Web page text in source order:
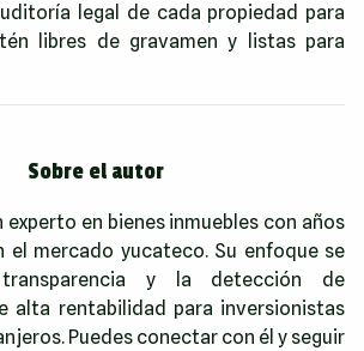
legal de cada propiedad para
libres de gravamen y listas para
Sobre el autor
experto en bienes inmuebles con años
el mercado yucateco. Su enfoque se
y la detección de
alta rentabilidad para inversionistas
Puedes conectar con él y seguir